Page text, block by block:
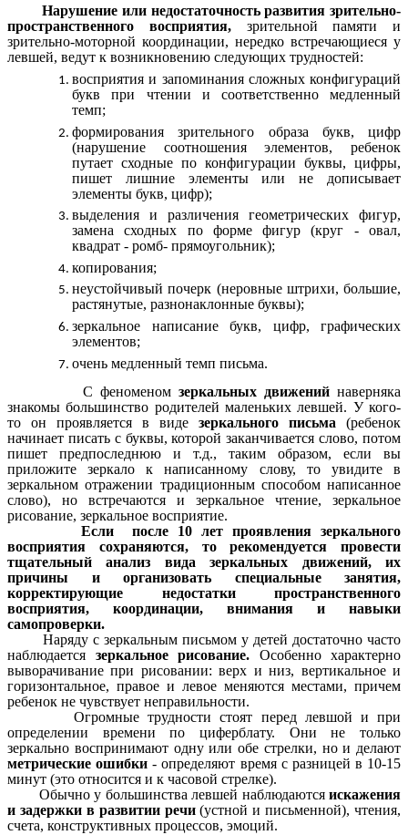
Нарушение или недостаточность развития зрительно-
пространственного восприятия,зрительной памяти и
зрительно-моторной координации, нередко встречающиеся у
левшей, ведут к возникновению следующих трудностей:
восприятия и запоминания сложных конфигураций
букв при чтении и соответственно медленный
темп;
формирования зрительного образа букв, цифр
(нарушение соотношения элементов, ребенок
путает сходные по конфигурации буквы, цифры,
пишет лишние элементы или не дописывает
элементы букв, цифр);
выделения и различения геометрических фигур,
замена сходных по форме фигур (круг - овал,
квадрат - ромб- прямоугольник);
копирования;
неустойчивый почерк (неровные штрихи, большие,
растянутые, разнонаклонные буквы);
зеркальное написание букв, цифр, графических
элементов;
очень медленный темп письма.
С феноменом зеркальных движений наверняка
знакомы большинство родителей маленьких левшей. У кого-
то он проявляется в виде зеркального письма (ребенок
начинает писать с буквы, которой заканчивается слово, потом
пишет предпоследнюю и т.д., таким образом, если вы
приложите зеркало к написанному слову, то увидите в
зеркальном отражении традиционным способом написанное
слово), но встречаются и зеркальное чтение, зеркальное
рисование, зеркальное восприятие.
Если после 10 лет проявления зеркального
восприятия сохраняются, то рекомендуется провести
тщательный анализ вида зеркальных движений, их
причины и организовать специальные занятия,
корректирующие недостатки пространственного
восприятия, координации, внимания и навыки
самопроверки.
Наряду с зеркальным письмом у детей достаточно часто
наблюдается зеркальное рисование. Особенно характерно
выворачивание при рисовании: верх и низ, вертикальное и
горизонтальное, правое и левое меняются местами, причем
ребенок не чувствует неправильности.
Огромные трудности стоят перед левшой и при
определении времени по циферблату. Они не только
зеркально воспринимают одну или обе стрелки, но и делают
метрические ошибки - определяют время с разницей в 10-15
минут (это относится и к часовой стрелке).
Обычно у большинства левшей наблюдаются искажения
и задержки в развитии речи(устной и письменной), чтения,
счета, конструктивных процессов, эмоций.